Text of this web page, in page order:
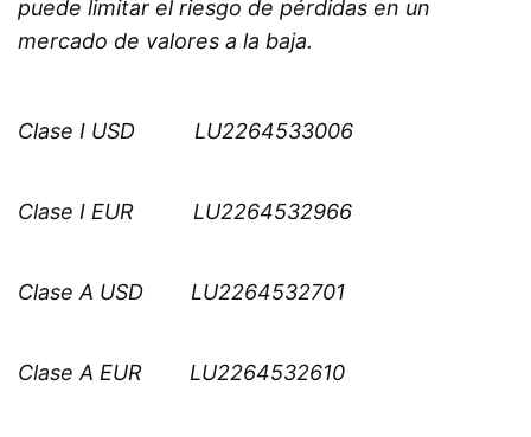
puede limitar el riesgo de pérdidas en un
mercado de valores a la baja.
Clase I USD LU2264533006
Clase I EUR LU2264532966
Clase A USD LU2264532701
Clase A EUR LU2264532610